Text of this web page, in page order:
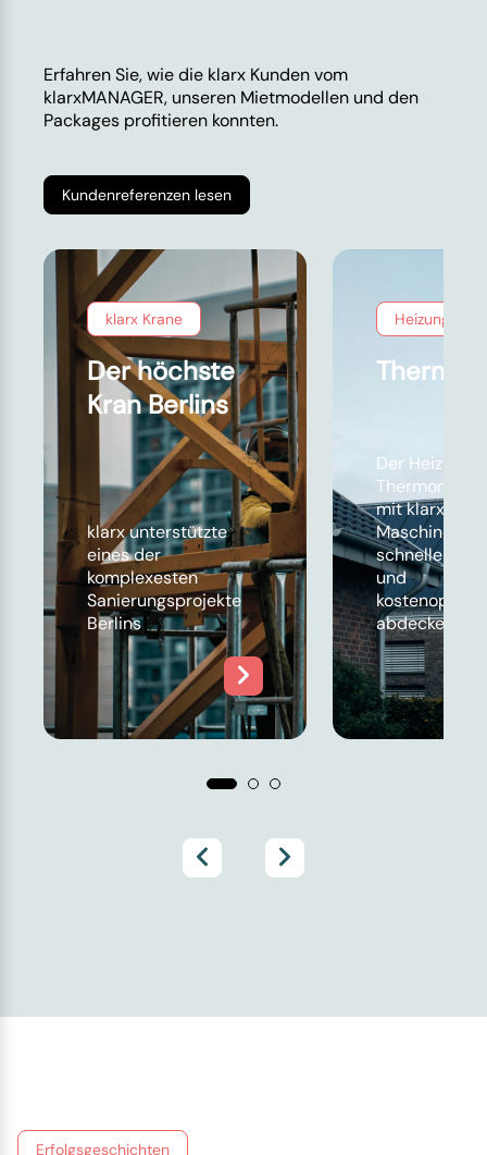
Erfahren Sie, wie die klarx Kunden vom
klarxMANAGER, unseren Mietmodellen und den
Packages profitieren konnten.
Kundenreferenzen lesen
klarx Krane
Der höchste
Kran Berlins
klarx unterstützte
eines der
komplexesten
Sanierungsprojekte
Berlins
Heizungsbau
Der
Thermondo
mit klarx
schneller,
und
abdecken
Erfolgsgeschichten